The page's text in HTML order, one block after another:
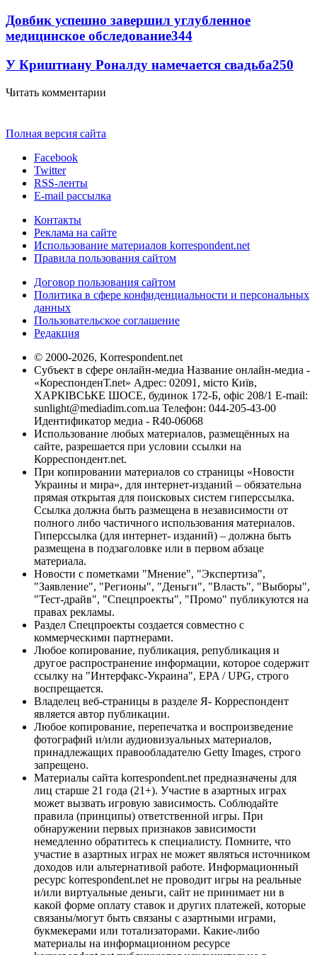
Довбик успешно завершил углубленное
медицинское обследование344
У Криштиану Роналду намечается свадьба250
Читать комментарии
Полная версия сайта
Facebook
Twitter
RSS-ленты
E-mail рассылка
Контакты
Реклама на сайте
Использование материалов korrespondent.net
Правила пользования сайтом
Договор пользования сайтом
Политика в сфере конфиденциальности и персональных
данных
Пользовательское соглашение
Редакция
© 2000-2026, Korrespondent.net
Субъект в сфере онлайн-медиа Название онлайн-медиа -
«КореспонденТ.net» Адрес: 02091, місто Київ,
ХАРКІВСЬКЕ ШОСЕ, будинок 172-Б, офіс 208/1 E-mail:
sunlight@mediadim.com.ua Телефон: 044-205-43-00
Идентификатор медиа - R40-06068
Использование любых материалов, размещённых на
сайте, разрешается при условии ссылки на
Корреспондент.net.
При копировании материалов со страницы «Новости
Украины и мира», для интернет-изданий – обязательна
прямая открытая для поисковых систем гиперссылка.
Ссылка должна быть размещена в независимости от
полного либо частичного использования материалов.
Гиперссылка (для интернет- изданий) – должна быть
размещена в подзаголовке или в первом абзаце
материала.
Новости с пометками "Мнение", "Экспертиза",
"Заявление", "Регионы", "Деньги", "Власть", "Выборы",
"Тест-драйв", "Спецпроекты", "Промо" публикуются на
правах рекламы.
Раздел Спецпроекты создается совместно с
коммерческими партнерами.
Любое копирование, публикация, републикация и
другое распространение информации, которое содержит
ссылку на "Интерфакс-Украина", EPA / UPG, строго
воспрещается.
Владелец веб-страницы в разделе Я- Корреспондент
является автор публикации.
Любое копирование, перепечатка и воспроизведение
фотографий и/или аудиовизуальных материалов,
принадлежащих правообладателю Getty Images, строго
запрещено.
Материалы сайта korrespondent.net предназначены для
лиц старше 21 года (21+). Участие в азартных играх
может вызвать игровую зависимость. Соблюдайте
правила (принципы) ответственной игры. При
обнаружении первых признаков зависимости
немедленно обратитесь к специалисту. Помните, что
участие в азартных играх не может являться источником
доходов или альтернативой работе. Информационный
ресурс korrespondent.net не проводит игры на реальные
и/или виртуальные деньги, сайт не принимает ни в
какой форме оплату ставок и других платежей, которые
связаны/могут быть связаны с азартными играми,
букмекерами или тотализаторами. Какие-либо
материалы на информационном ресурсе